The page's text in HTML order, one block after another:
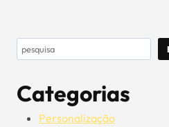
Pesquisar
Categorias
Personalização